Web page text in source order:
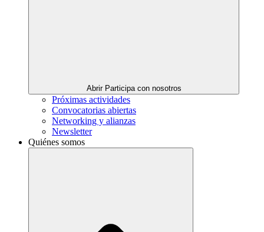
Abrir Participa con nosotros
Próximas actividades
Convocatorias abiertas
Networking y alianzas
Newsletter
Quiénes somos